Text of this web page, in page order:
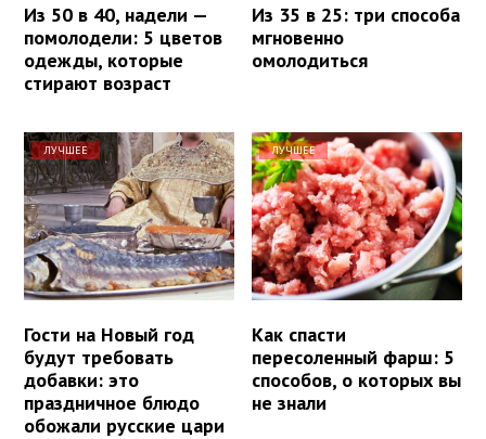
Из 50 в 40, надели —
помолодели: 5 цветов
одежды, которые
стирают возраст
Из 35 в 25: три способа
мгновенно
омолодиться
ЛУЧШЕЕ
Гости на Новый год
будут требовать
добавки: это
праздничное блюдо
обожали русские цари
ЛУЧШЕЕ
Как спасти
пересоленный фарш: 5
способов, о которых вы
не знали